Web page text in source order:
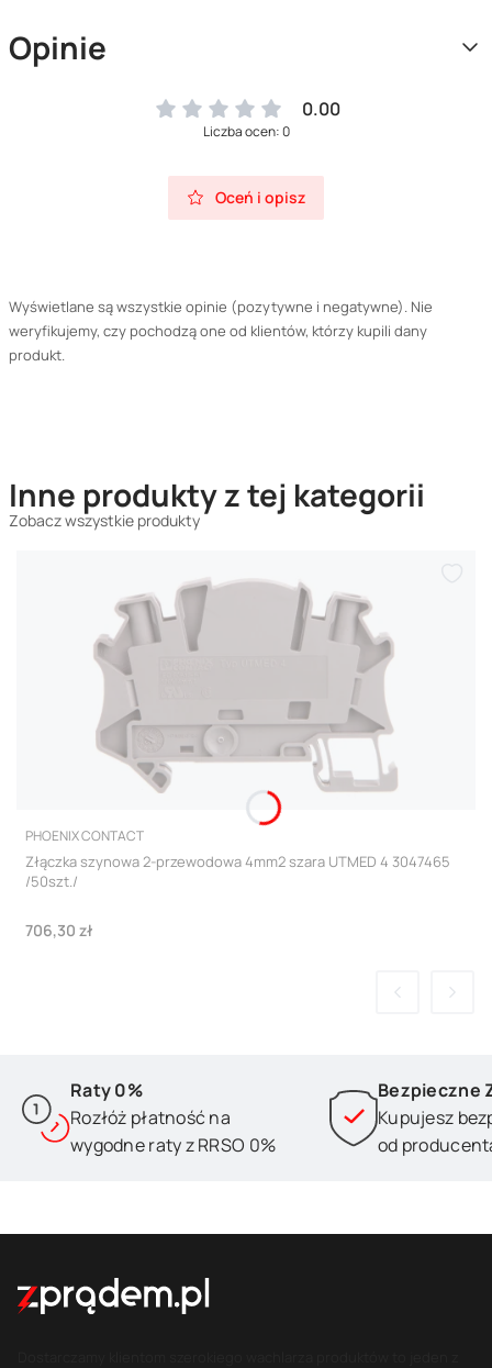
Opinie
0.00
Liczba ocen: 0
Oceń i opisz
Wyświetlane są wszystkie opinie (pozytywne i negatywne). Nie
weryfikujemy, czy pochodzą one od klientów, którzy kupili dany
produkt.
Inne produkty z tej kategorii
Zobacz wszystkie produkty
PRODUCENT
PHOENIX CONTACT
Złączka szynowa 2-przewodowa 4mm2 szara UTMED 4 3047465
/50szt./
Cena
706,30 zł
Raty 0%
Rozłóż płatność na
wygodne raty z RRSO 0%
Bezpieczne
Kupujesz
od